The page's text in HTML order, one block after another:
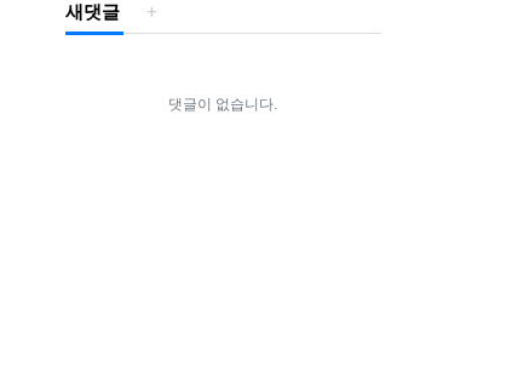
새댓글
댓글이 없습니다.